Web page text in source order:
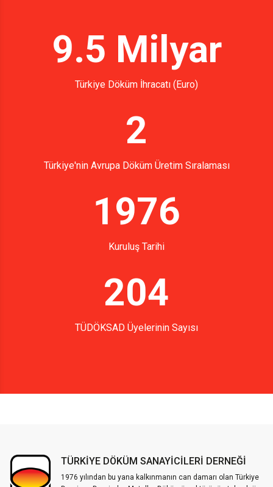
9.5 Milyar
Türkiye Döküm İhracatı (Euro)
2
Türkiye'nin Avrupa Döküm Üretim Sıralaması
1976
Kuruluş Tarihi
204
TÜDÖKSAD Üyelerinin Sayısı
TÜRKİYE DÖKÜM SANAYİCİLERİ DERNEĞİ
1976 yılından bu yana kalkınmanın can damarı olan Türkiye